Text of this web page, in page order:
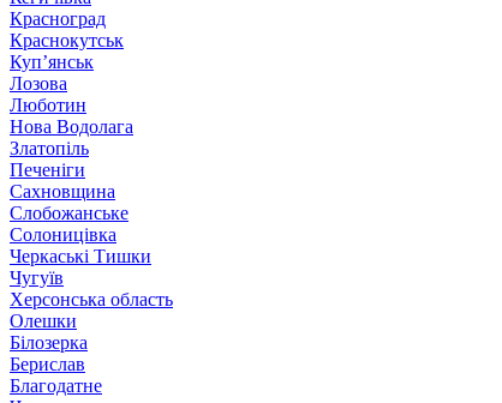
Красноград
Краснокутськ
Куп’янськ
Лозова
Люботин
Нова Водолага
Златопіль
Печеніги
Сахновщина
Слобожанське
Солоницівка
Черкаські Тишки
Чугуїв
Херсонська область
Олешки
Білозерка
Берислав
Благодатне